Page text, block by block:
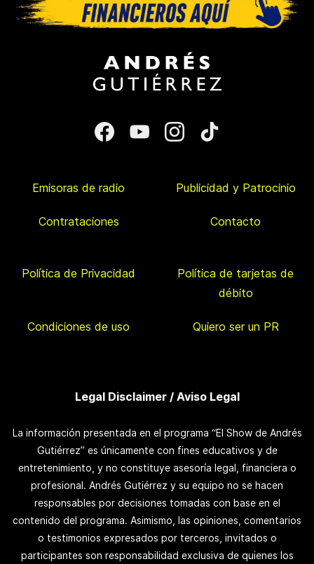
Emisoras de radio Publicidad y Patrocinio
Contrataciones Contacto
Política de Privacidad
Política de tarjetas de
débito
Condiciones de uso Quiero ser un PR
Legal Disclaimer / Aviso Legal
La información presentada en el programa “El Show de Andrés
Gutiérrez” es únicamente con fines educativos y de
entretenimiento, y no constituye asesoría legal, financiera o
profesional. Andrés Gutiérrez y su equipo no se hacen
responsables por decisiones tomadas con base en el
contenido del programa. Asimismo, las opiniones, comentarios
o testimonios expresados por terceros, invitados o
participantes son responsabilidad exclusiva de quienes los